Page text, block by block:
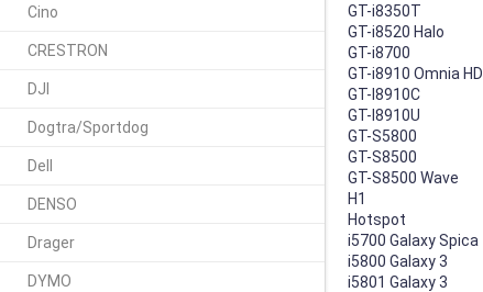
Cino
CRESTRON
DJI
Dogtra/Sportdog
Dell
DENSO
Drager
DYMO
GT-i8350T
GT-i8520 Halo
GT-i8700
GT-i8910 Omnia HD
GT-I8910C
GT-I8910U
GT-S5800
GT-S8500
GT-S8500 Wave
H1
Hotspot
i5700 Galaxy Spica
i5800 Galaxy 3
i5801 Galaxy 3